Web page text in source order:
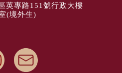
英專路151號行政大樓
(境外生)